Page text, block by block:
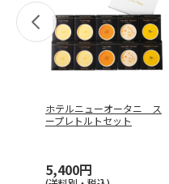
ホテルニューオータニ ス
ープレトルトセット
5,400円